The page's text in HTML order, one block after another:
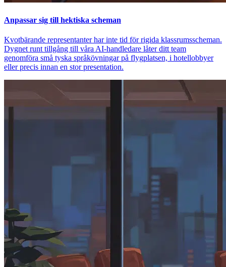
Anpassar sig till hektiska scheman
Kvotbärande representanter har inte tid för rigida klassrumsscheman.
Dygnet runt tillgång till våra AI-handledare låter ditt team
genomföra små tyska språkövningar på flygplatsen, i hotellobbyer
eller precis innan en stor presentation.